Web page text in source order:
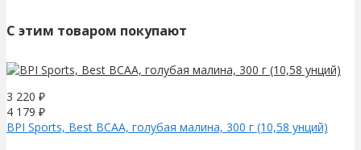
C этим товаром покупают
3 220 ₽
4 179 ₽
BPI Sports, Best BCAA, голубая малина, 300 г (10,58 унций)